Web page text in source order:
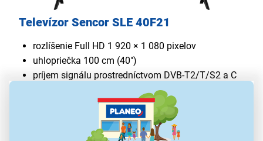
Televízor Sencor SLE 40F21
rozlíšenie Full HD 1 920 × 1 080 pixelov
uhlopriečka 100 cm (40")
príjem signálu prostredníctvom DVB-T2/T/S2 a C
prehrávanie a záznam na USB disk
elegantný dizajn
používateľské rozhranie v slovenskom jazyku
zvuk s výstupným výkonom 2 × 8 W